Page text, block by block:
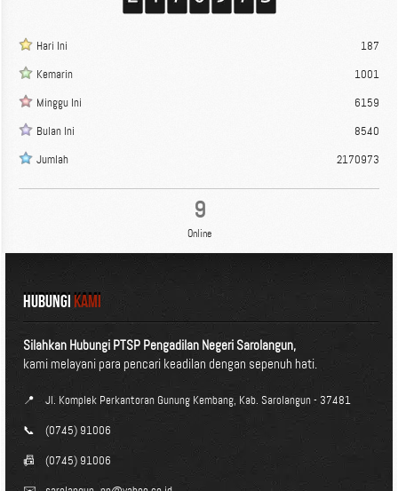
Hari Ini
187
Kemarin
1001
Minggu Ini
6159
Bulan Ini
8540
Jumlah
2170973
9
Online
HUBUNGIKAMI
Silahkan Hubungi PTSP Pengadilan Negeri Sarolangun,
kami melayani para pencari keadilan dengan sepenuh hati.
📍
Jl. Komplek Perkantoran Gunung Kembang, Kab. Sarolangun - 37481
📞
(0745) 91006
📠
(0745) 91006